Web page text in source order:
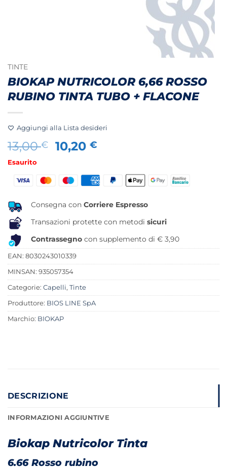
TINTE
BIOKAP NUTRICOLOR 6,66 ROSSO
RUBINO TINTA TUBO + FLACONE
Aggiungi alla Lista desideri
13,00€
Il
era:
10,20€
attuale
è:
Esaurito
Consegna con Corriere Espresso
Transazioni protette con metodi sicuri
Contrassegno con supplemento di € 3,90
EAN: 8030243010339
MINSAN: 935057354
Categorie: Capelli, Tinte
Produttore: BIOS LINE SpA
Marchio: BIOKAP
DESCRIZIONE
INFORMAZIONI AGGIUNTIVE
Biokap Nutricolor Tinta
6.66 Rosso rubino